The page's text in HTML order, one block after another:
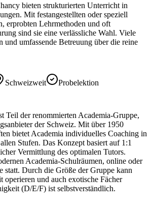
bieten strukturierten Unterricht in
Mit festangestellten oder speziell
erprobten Lehrmethoden und oft
sind sie eine verlässliche Wahl. Viele
und umfassende Betreuung über die reine
Schweizweit
Probelektion
Teil der renommierten Academia-Gruppe,
der Schweiz. Mit über 1950
bietet Academia individuelles Coaching in
Stufen. Das Konzept basiert auf 1:1
Vermittlung des optimalen Tutors.
Academia-Schulräumen, online oder
statt. Durch die Größe der Gruppe kann
operieren und auch exotische Fächer
(D/E/F) ist selbstverständlich.